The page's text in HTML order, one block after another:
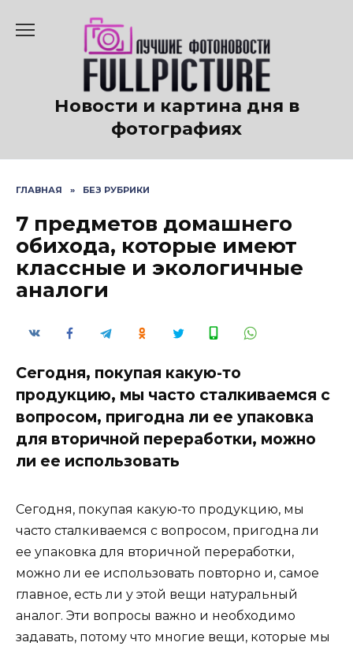
содержанию
Новости и картина дня в
фотографиях
ГЛАВНАЯ » БЕЗ РУБРИКИ
7 предметов домашнего
обихода, которые имеют
классные и экологичные
аналоги
Сегодня, покупая какую-то
продукцию, мы часто сталкиваемся с
вопросом, пригодна ли ее упаковка
для вторичной переработки, можно
ли ее использовать
Сегодня, покупая какую-то продукцию, мы
часто сталкиваемся с вопросом, пригодна ли
ее упаковка для вторичной переработки,
можно ли ее использовать повторно и, самое
главное, есть ли у этой вещи натуральный
аналог. Эти вопросы важно и необходимо
задавать, потому что многие вещи, которые мы